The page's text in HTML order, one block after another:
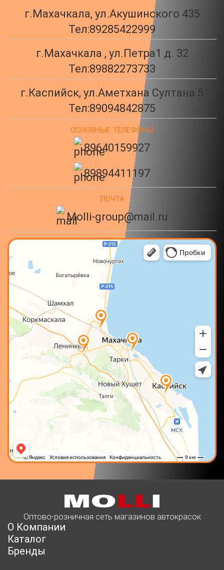
г.Махачкала, ул.Акушинского 435
Тел:89285422999
г.Махачкала , ул.Петра1 д. 32
Тел:89882273733
г.Каспийск, ул.Аметхана Султана 5
Тел:89094842875
ОСНОВНЫЕ ТЕЛЕФОНЫ
89640159927
89894411197
ПОЧТА
Molli-group@mail.ru
Оптово-розничная сеть магазинов автокрасок
О Компании
Каталог
Бренды